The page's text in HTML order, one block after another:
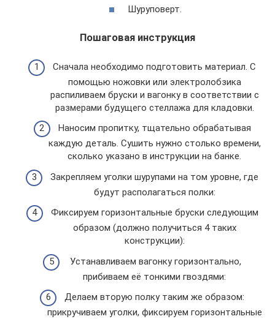
Шуруповерт.
Пошаговая инструкция
Сначала необходимо подготовить материал. С
помощью ножовки или электролобзика
распиливаем бруски и вагонку в соответствии с
размерами будущего стеллажа для кладовки.
Наносим пропитку, тщательно обрабатывая
каждую деталь. Сушить нужно столько времени,
сколько указано в инструкции на банке.
Закрепляем уголки шурупами на том уровне, где
будут располагаться полки:
Фиксируем горизонтальные бруски следующим
образом (должно получиться 4 таких
конструкции):
Устанавливаем вагонку горизонтально,
прибиваем её тонкими гвоздями:
Делаем вторую полку таким же образом:
прикручиваем уголки, фиксируем горизонтальные